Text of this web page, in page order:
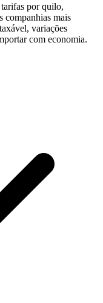
por quilo,
companhias mais
variações
com economia.